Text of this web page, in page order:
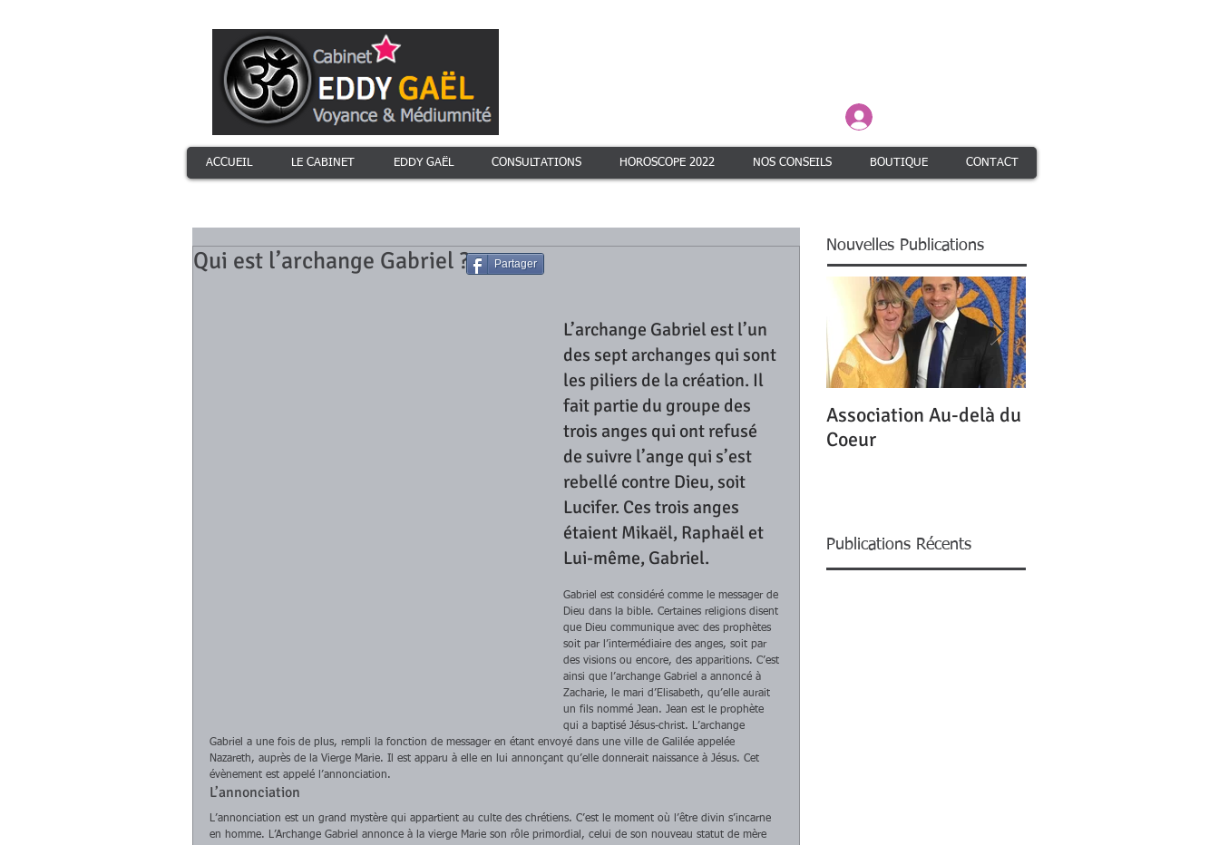
ACCUEIL LE CABINET EDDY GAËL CONSULTATIONS HOROSCOPE 2022 NOS CONSEILS BOUTIQUE CONTACT
Qui est l’archange Gabriel ?
L’archange Gabriel est l’un
des sept archanges qui sont
les piliers de la création. Il
fait partie du groupe des
trois anges qui ont refusé
de suivre l’ange qui s’est
rebellé contre Dieu, soit
Lucifer. Ces trois anges
étaient Mikaël, Raphaël et
Lui-même, Gabriel.
Gabriel est considéré comme le messager de
Dieu dans la bible. Certaines religions disent
que Dieu communique avec des prophètes
soit par l’intermédiaire des anges, soit par
des visions ou encore, des apparitions. C’est
ainsi que l’archange Gabriel a annoncé à
Zacharie, le mari d’Elisabeth, qu’elle aurait
un fils nommé Jean. Jean est le prophète
qui a baptisé Jésus-christ. L’archange
Gabriel a une fois de plus, rempli la fonction de messager en étant envoyé dans une ville de Galilée appelée
Nazareth, auprès de la Vierge Marie. Il est apparu à elle en lui annonçant qu’elle donnerait naissance à Jésus. Cet
évènement est appelé l’annonciation.
L’annonciation
L’annonciation est un grand mystère qui appartient au culte des chrétiens. C’est le moment où l’être divin s’incarne
en homme. L’Archange Gabriel annonce à la vierge Marie son rôle primordial, celui de son nouveau statut de mère
Partager
Nouvelles Publications
Association Au-delà du
Coeur
Publications Récents